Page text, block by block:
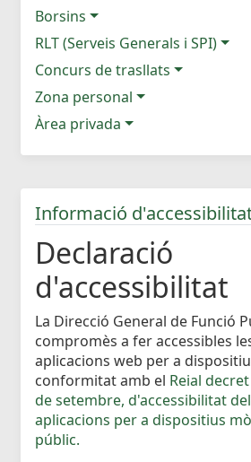
Borsins
RLT (Serveis Generals i SPI)
Concurs de trasllats
Zona personal
Àrea privada
Informació
Declaració
d'accessibilitat
La Direcció General de Funció
compromès a fer accessibles
aplicacions web per a
conformitat amb el Reial
de setembre, d'accessibilitat
aplicacions per a dispositius
públic.